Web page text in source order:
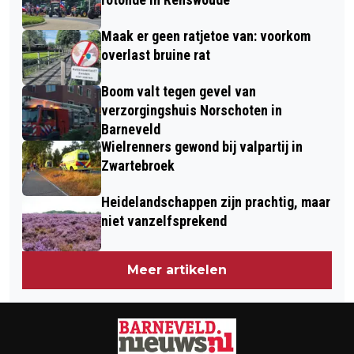
Maak er geen ratjetoe van: voorkom
overlast bruine rat
Boom valt tegen gevel van
verzorgingshuis Norschoten in
Barneveld
Wielrenners gewond bij valpartij in
Zwartebroek
Heidelandschappen zijn prachtig, maar
niet vanzelfsprekend
Meer artikelen